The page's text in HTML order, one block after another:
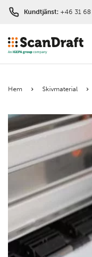
Kundtjänst: +46 31
Hem Skivmaterial
Färg
Bredd
Längd
Tjocklek
Rensa